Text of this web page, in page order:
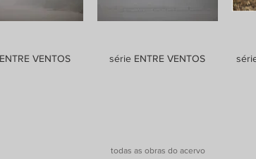
VENTOS série ENTRE VENTOS
todas as obras do acervo